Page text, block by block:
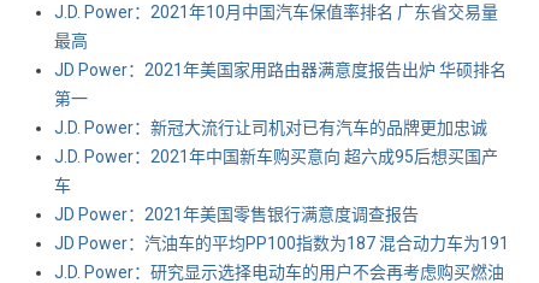
J.D. Power：2021年10月中国汽车保值率排名 广东省交易量
最高
JD Power：2021年美国家用路由器满意度报告出炉 华硕排名
第一
J.D. Power：新冠大流行让司机对已有汽车的品牌更加忠诚
J.D. Power：2021年中国新车购买意向 超六成95后想买国产
车
JD Power：2021年美国零售银行满意度调查报告
JD Power：汽油车的平均PP100指数为187 混合动力车为191
J.D. Power：研究显示选择电动车的用户不会再考虑购买燃油